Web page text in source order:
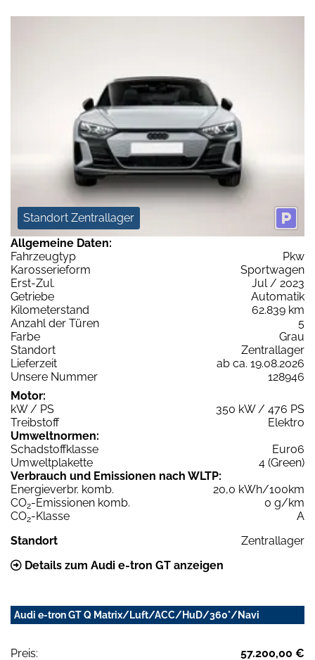
Standort Zentrallager
Allgemeine Daten:
Fahrzeugtyp
Pkw
Karosserieform
Sportwagen
Erst-Zul.
Jul / 2023
Getriebe
Automatik
Kilometerstand
62.839 km
Anzahl der Türen
5
Farbe
Grau
Standort
Zentrallager
Lieferzeit
ab ca. 19.08.2026
Unsere Nummer
128946
Motor:
kW / PS
350 kW / 476 PS
Treibstoff
Elektro
Umweltnormen:
Schadstoffklasse
Euro6
Umweltplakette
4 (Green)
Verbrauch und Emissionen nach WLTP:
Energieverbr. komb.
20,0 kWh/100km
CO2-Emissionen komb.
0 g/km
CO2-Klasse
A
Standort
Zentrallager
Details zum Audi e-tron GT anzeigen
Audi e-tron GT Q Matrix/Luft/ACC/HuD/360°/Navi
Preis: 57.200,00 €